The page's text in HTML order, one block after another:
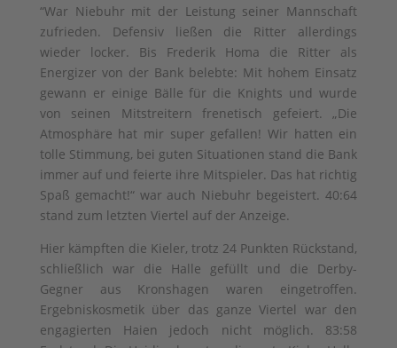
“War Niebuhr mit der Leistung seiner Mannschaft
zufrieden. Defensiv ließen die Ritter allerdings
wieder locker. Bis Frederik Homa die Ritter als
Energizer von der Bank belebte: Mit hohem Einsatz
gewann er einige Bälle für die Knights und wurde
von seinen Mitstreitern frenetisch gefeiert. „Die
Atmosphäre hat mir super gefallen! Wir hatten ein
tolle Stimmung, bei guten Situationen stand die Bank
immer auf und feierte ihre Mitspieler. Das hat richtig
Spaß gemacht!“ war auch Niebuhr begeistert. 40:64
stand zum letzten Viertel auf der Anzeige.
Hier kämpften die Kieler, trotz 24 Punkten Rückstand,
schließlich war die Halle gefüllt und die Derby-
Gegner aus Kronshagen waren eingetroffen.
Ergebniskosmetik über das ganze Viertel war den
engagierten Haien jedoch nicht möglich. 83:58